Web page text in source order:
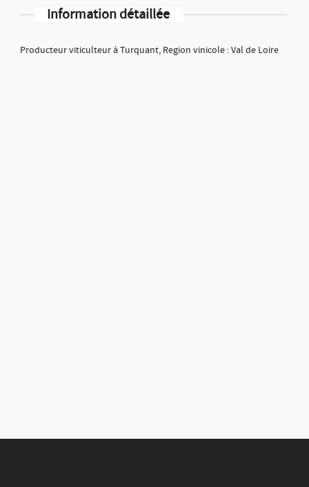
Information détaillée
Producteur viticulteur à Turquant, Region vinicole : Val de Loire